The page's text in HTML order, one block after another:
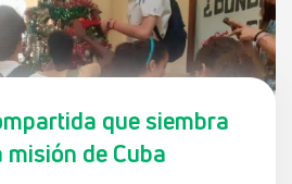
que siembra
de Cuba